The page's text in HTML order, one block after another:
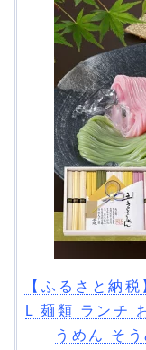
【ふるさと納
L 麺類 ランチ
うめん そ